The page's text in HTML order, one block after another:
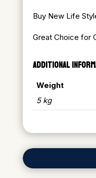
Buy New Life
Great Choice for
ADDITIONAL
Weight
5 kg